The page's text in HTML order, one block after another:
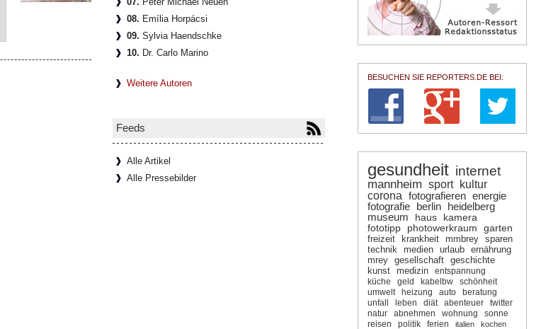
08. Emília Horpácsi
09. Sylvia Haendschke
10. Dr. Carlo Marino
Weitere Autoren
Feeds
Alle Artikel
Alle Pressebilder
BESUCHEN SIE REPORTERS.DE BEI:
gesundheit internet
mannheim sport
kultur
corona fotografieren energie
fotografie
berlin
heidelberg
museum
haus kamera
fototipp photowerkraum
garten
freizeit
krankheit mmbrey
sparen
technik
medien urlaub
ernährung
mrey
gesellschaft
geschichte
kunst
medizin
entspannung
küche
geld kabelbw
schönheit
umwelt
heizung auto
beratung
unfall
leben diät abenteuer
twitter
natur
abnehmen wohnung
sonne
reisen
politik ferien italien
kochen